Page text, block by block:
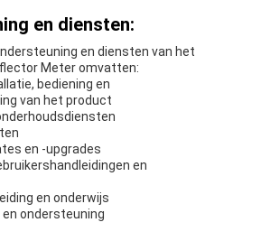
en diensten:
en diensten van het
Meter omvatten:
bediening en
van het product
en -upgrades
en
en onderwijs
ondersteuning